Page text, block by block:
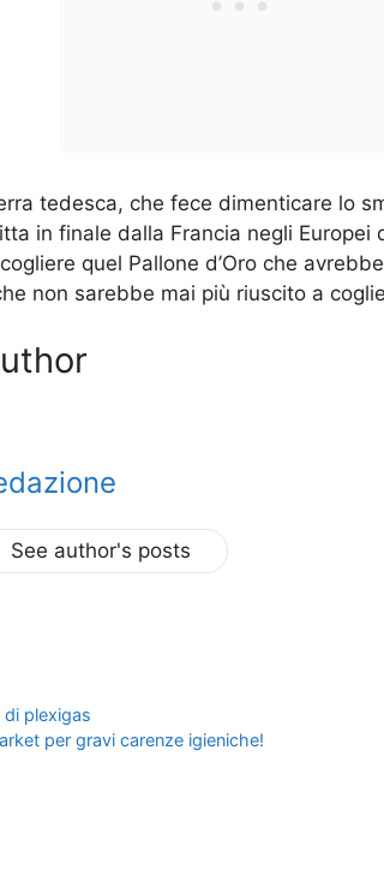
tedesca, che fece dimenticare lo
in finale dalla Francia negli Europei
quel Pallone d’Oro che
non sarebbe mai più riuscito a
See author's posts
plexigas
per gravi carenze igieniche!